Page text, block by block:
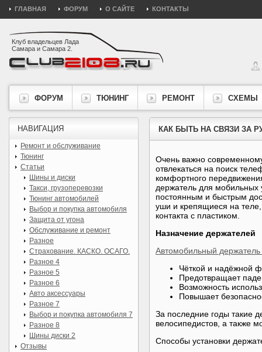
ГЛАВНАЯ ФОРУМ О САЙТЕ КОНТАКТЫ
Клуб владельцев Лада
Самара и Самара 2.
ФОРУМ ТЮНИНГ РЕМОНТ СХЕМЫ
КАК БЫТЬ НА СВЯЗИ ЗА
Очень важно
отвлекаться на поиск
комфортного
держатель для мобильных
постоянным и быстрым
уши и крепящиеся на
контакта с пластиком.
Назначение держателей
Автомобильный
Чёткой и надёжной
Предотвращает
Возможность
Повышает
За последние годы такие
велосипедистов, а также
Способы установки
НАВИГАЦИЯ
Ремонт и обслуживание
Тюнинг
Статьи
Шины и диски
Такси, грузоперевозки
Тюнинг автомобилей
Выбор и покупка автомобиля
Защита от угона
Обслуживание и ремонт
Разное
Страхование. КАСКО. ОСАГО.
Разное 4
Разное 5
Разное 6
Авто аксессуары
Разное 7
Выбор и покупка автомобиля 7
Разное 8
Шины диски 2
Отзывы